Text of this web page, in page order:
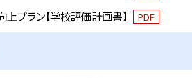
プラン【学校評価計画書】 PDF